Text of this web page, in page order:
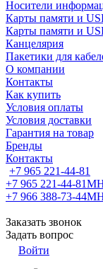
Носители
Карты памяти и
Карты памяти и
Канцелярия
Пакетики для
О компании
Контакты
Как купить
Условия оплаты
Условия доставки
Гарантия на товар
Бренды
Контакты
+7 965 221-44-81
+7 965 221-44-81
+7 966 388-73-44
Заказать звонок
Задать вопрос
Войти